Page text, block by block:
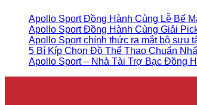
Apollo Sport Đồng Hành Cùng Lễ Bế
Apollo Sport Đồng Hành Cùng Giải
Apollo Sport chính thức ra mắt bộ sưu
5 Bí Kíp Chọn Đồ Thể Thao Chuẩn
Apollo Sport – Nhà Tài Trợ Bạc Đồng